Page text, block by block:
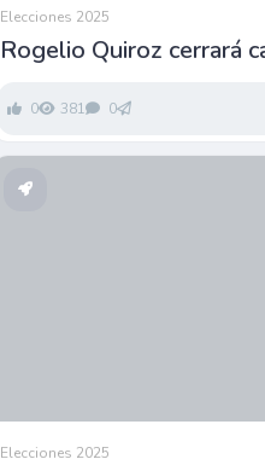
Elecciones 2025
Rogelio Quiroz
0 381 0
Elecciones 2025